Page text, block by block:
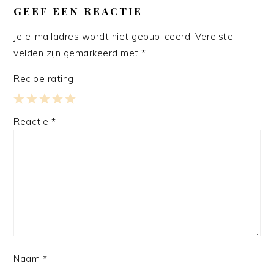
INTERACTIES
GEEF EEN REACTIE
Je e-mailadres wordt niet gepubliceerd. Vereiste
velden zijn gemarkeerd met*
Recipe rating
4
3
2
1
Reactie*
Naam *